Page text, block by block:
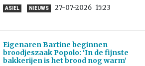
ASIEL NIEUWS 27-07-2026 15:23
Eigenaren Bartine beginnen
broodjeszaak Popolo: ‘In de fijnste
bakkerijen is het brood nog warm’